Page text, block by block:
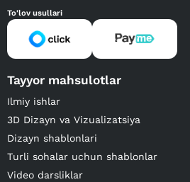
To'lov usullari
Tayyor mahsulotlar
Ilmiy ishlar
3D Dizayn va Vizualizatsiya
Dizayn shablonlari
Turli sohalar uchun shablonlar
Video darsliklar